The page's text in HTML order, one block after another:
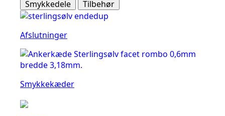
Smykkedele Tilbehør
Afslutninger
Smykkekæder